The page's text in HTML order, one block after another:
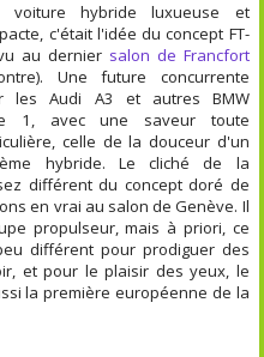
voiture hybride luxueuse et
c'était l'idée du concept FT-
au dernier salon de Francfort
Une future concurrente
les Audi A3 et autres BMW
1, avec une saveur toute
celle de la douceur d'un
hybride. Le cliché de la
différent du concept doré de
en vrai au salon de Genève. Il
propulseur, mais à priori, ce
différent pour prodiguer des
et pour le plaisir des yeux, le
la première européenne de la